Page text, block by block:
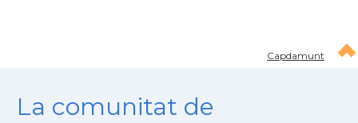
Capdamunt
La comunitat de